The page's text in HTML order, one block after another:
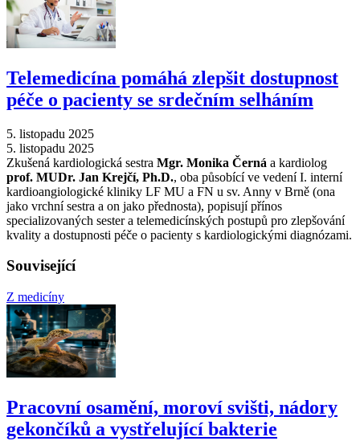
Telemedicína pomáhá zlepšit dostupnost
péče o pacienty se srdečním selháním
5. listopadu 2025
5. listopadu 2025
Zkušená kardiologická sestra Mgr. Monika Černá a kardiolog
prof. MUDr. Jan Krejčí, Ph.D., oba působící ve vedení I. interní
kardioangiologické kliniky LF MU a FN u sv. Anny v Brně (ona
jako vrchní sestra a on jako přednosta), popisují přínos
specializovaných sester a telemedicínských postupů pro zlepšování
kvality a dostupnosti péče o pacienty s kardiologickými diagnózami.
Související
Z medicíny
Pracovní osamění, moroví svišti, nádory
gekončíků a vystřelující bakterie